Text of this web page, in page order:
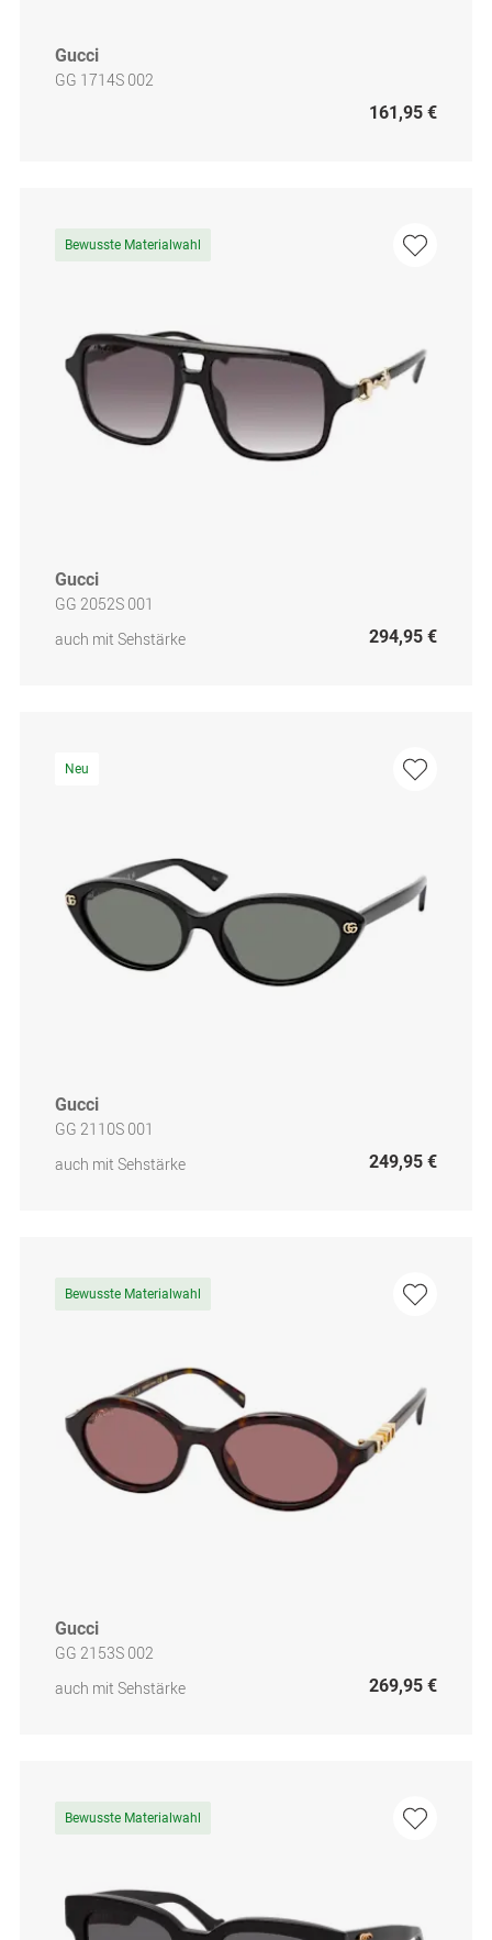
Gucci
GG 1714S 002
161,95 €
Bewusste Materialwahl
Gucci
GG 2052S 001
auch mit Sehstärke
294,95 €
Neu
Gucci
GG 2110S 001
auch mit Sehstärke
249,95 €
Bewusste Materialwahl
Gucci
GG 2153S 002
auch mit Sehstärke
269,95 €
Bewusste Materialwahl